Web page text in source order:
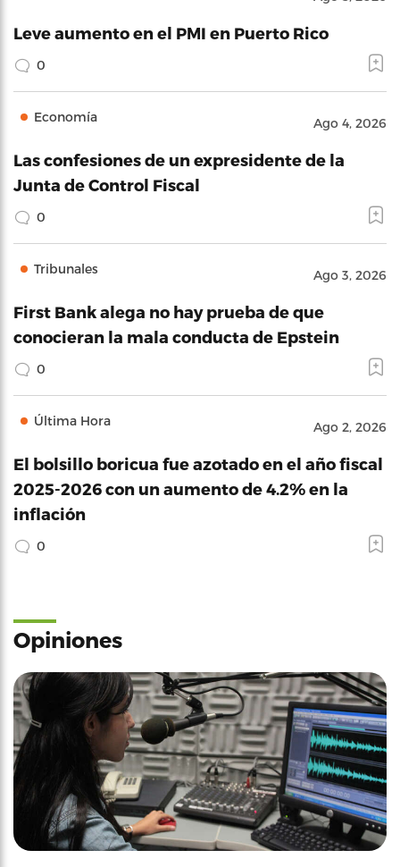
Leve aumento en el PMI en Puerto Rico
0
Economía Ago 4, 2026
Las confesiones de un expresidente de la
Junta de Control Fiscal
0
Tribunales Ago 3, 2026
First Bank alega no hay prueba de que
conocieran la mala conducta de Epstein
0
Última Hora Ago 2, 2026
El bolsillo boricua fue azotado en el año fiscal
2025-2026 con un aumento de 4.2% en la
inflación
0
Opiniones